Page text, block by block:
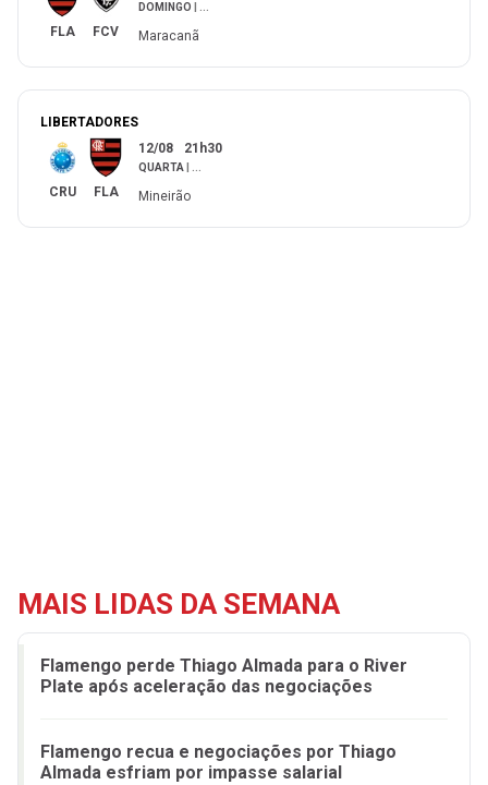
FLA FCV
DOMINGO
Maracanã
LIBERTADORES
CRU FLA
12/08 21h30
QUARTA
Mineirão
MAIS LIDAS DA SEMANA
Flamengo perde Thiago Almada para o River
Plate após aceleração das negociações
Flamengo recua e negociações por Thiago
Almada esfriam por impasse salarial